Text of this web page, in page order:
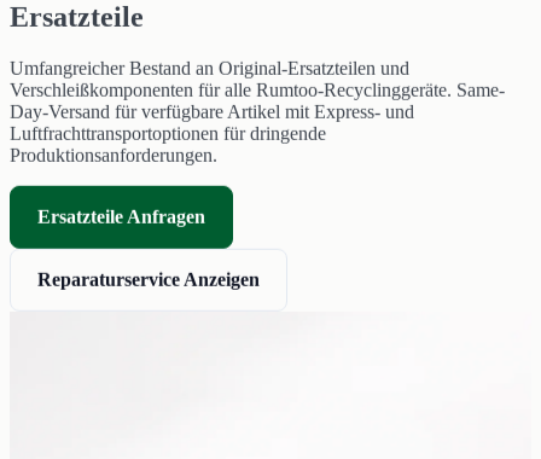
Ersatzteile
Umfangreicher Bestand an Original-Ersatzteilen und
Verschleißkomponenten für alle Rumtoo-Recyclinggeräte. Same-
Day-Versand für verfügbare Artikel mit Express- und
Luftfrachttransportoptionen für dringende
Produktionsanforderungen.
Ersatzteile Anfragen
Reparaturservice Anzeigen